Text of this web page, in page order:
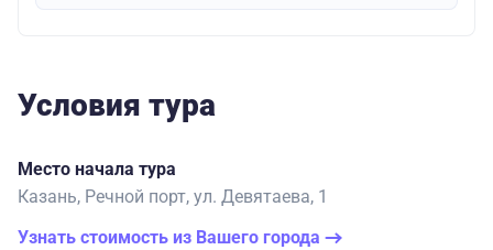
Условия тура
Место начала тура
Казань, Речной порт, ул. Девятаева, 1
Узнать стоимость из Вашего города